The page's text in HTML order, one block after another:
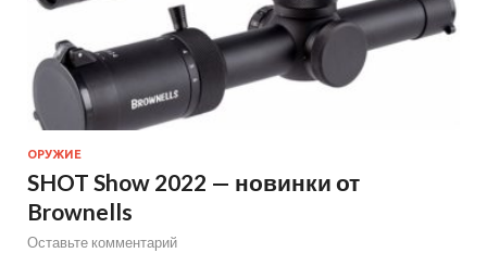
ОРУЖИЕ
SHOT Show 2022 — новинки от
Brownells
Оставьте комментарий